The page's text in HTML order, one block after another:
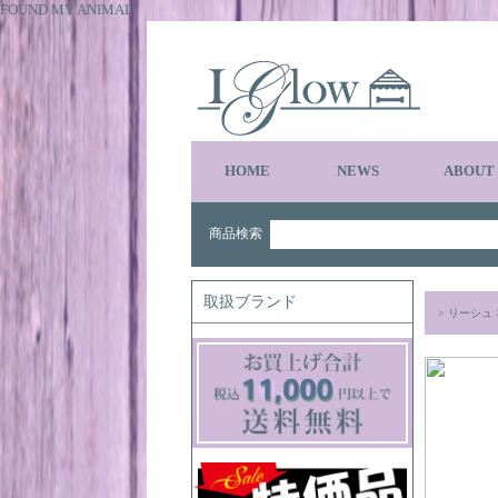
FOUND MY ANIMAL
HOME NEWS ABOUT
商品検索
取扱ブランド
> リーシュ